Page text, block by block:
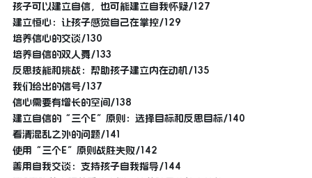
孩子可以建立自信，也可能建立自我怀疑/127
建立恒心：让孩子感觉自己在掌控/129
培养信心的交谈/130
培养自信的双人舞/133
反思技能和挑战：帮助孩子建立内在动机/135
我们给出的信号/137
信心需要有增长的空间/138
建立自信的“三个E”原则：选择目标和反思目标/140
看清混乱之外的问题/141
使用“三个E”原则战胜失败/142
善用自我交谈：支持孩子自我指导/144